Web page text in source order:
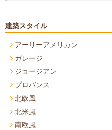
建築スタイル
アーリーアメリカン
ガレージ
ジョージアン
プロバンス
北欧風
北米風
南欧風